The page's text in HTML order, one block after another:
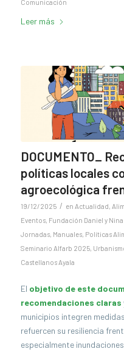
Comunicación
Leer más
DOCUMENTO_
políticas locales
agroecológica
19/12/2025 / en Actualidad,
Eventos, Fundación Daniel y Nina
Jornadas, Manuales, Políticas
Seminario Alfarb 2025,
Castellanos Ayala
El objetivo de este
recomendaciones claras
municipios integren
refuercen su resiliencia
especialmente